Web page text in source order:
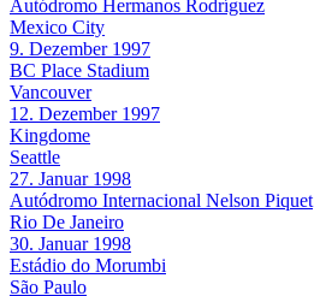
Autódromo Hermanos Rodríguez
Mexico City
9. Dezember 1997
BC Place Stadium
Vancouver
12. Dezember 1997
Kingdome
Seattle
27. Januar 1998
Autódromo Internacional Nelson Piquet
Rio De Janeiro
30. Januar 1998
Estádio do Morumbi
São Paulo